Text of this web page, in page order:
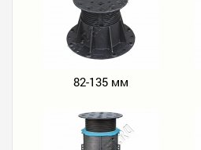
82-135 мм